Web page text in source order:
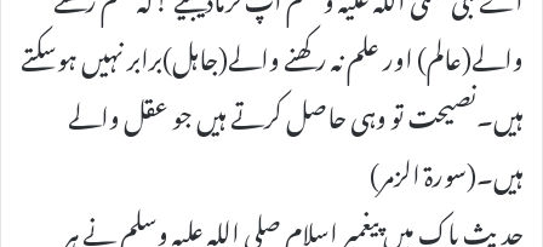
والے(عالم) اور علم نہ رکھنے والے(جاہل)برابر نہیں ہوسکتے
ہیں۔نصیحت تو وہی حاصل کرتے ہیں جو عقل والے
ہیں۔(سورۃ الزمر)
حدیث پاک میں پیغمبر اسلام صلی اللہ علیہ وسلم نے ہر